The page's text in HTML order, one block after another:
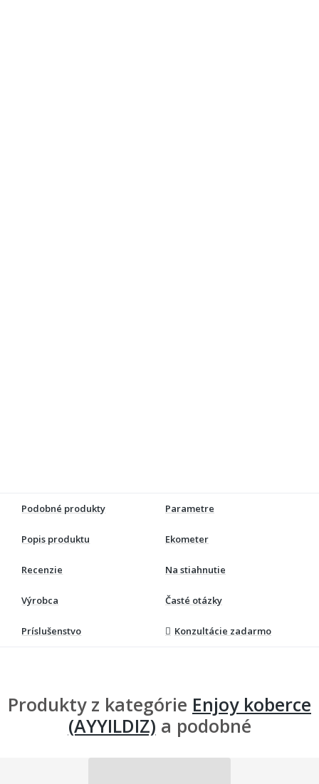
Podobné produkty Parametre
Popis produktu Ekometer
Recenzie Na stiahnutie
Výrobca Časté otázky
Príslušenstvo Konzultácie zadarmo
Produkty z kategórie Enjoy koberce
(AYYILDIZ) a podobné